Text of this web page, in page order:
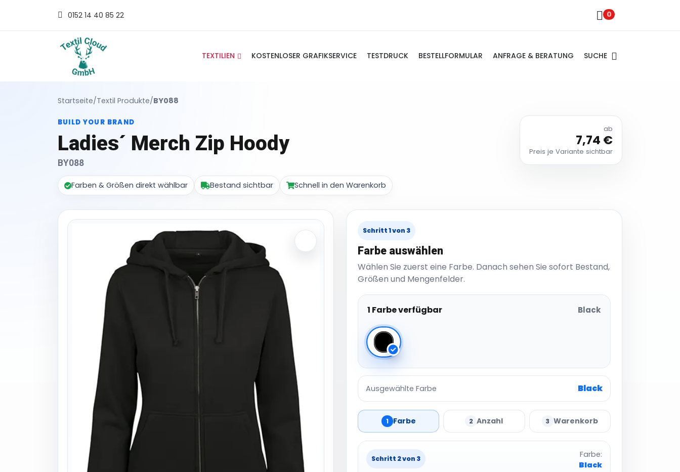
0152 14 40 85 22 0
TEXTILIEN KOSTENLOSER GRAFIKSERVICE TESTDRUCK BESTELLFORMULAR ANFRAGE & BERATUNG SUCHE
Startseite/Textil Produkte/BY088
BUILD YOUR BRAND
Ladies´ Merch Zip Hoody
BY088
Farben & Größen direkt wählbar Bestand sichtbar Schnell in den Warenkorb
ab
7,74 €
Preis je Variante sichtbar
Schritt 1 von 3
Farbe auswählen
Wählen Sie zuerst eine Farbe. Danach sehen Sie sofort Bestand,
Größen und Mengenfelder.
1 Farbe verfügbar Black
Black
Ausgewählte Farbe Black
1 Farbe 2 Anzahl 3 Warenkorb
Schritt 2 von 3
Farbe:
Black